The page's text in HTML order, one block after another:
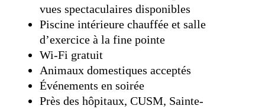
vues spectaculaires disponibles
Piscine intérieure chauffée et salle
d’exercice à la fine pointe
Wi-Fi gratuit
Animaux domestiques acceptés
Événements en soirée
Près des hôpitaux, CUSM, Sainte-